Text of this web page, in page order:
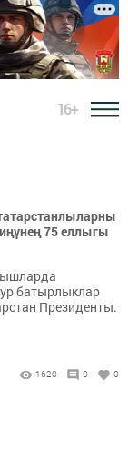
16+
75 еллыгы
батырлыклар
Президенты.
1620 0 0